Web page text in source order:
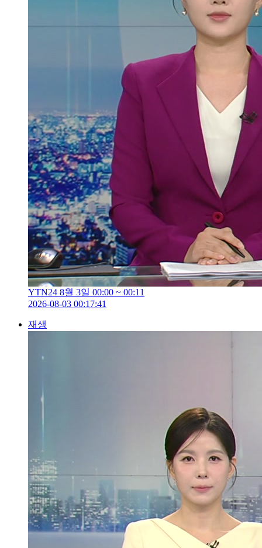
YTN24 8월 3일 00:00 ~ 00:11
2026-08-03 00:17:41
재생